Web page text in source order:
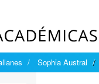
Sophia Austral